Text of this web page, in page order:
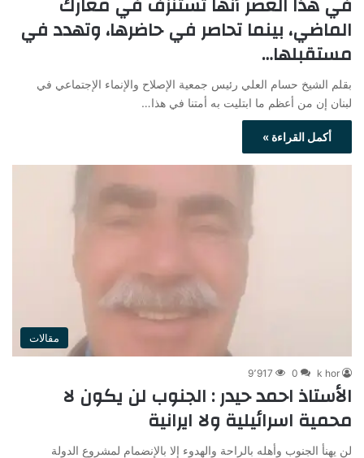
الماضي، بينما تحاصر في حاضرها، وتهدد في
مستقبلها…
بقلم الشيخ حسام العلي رئيس جمعية الإصلاح والإنماء الإجتماعي في
لبنان إن من أعظم ما ابتليت به أمتنا في هذا…
أكمل القراءة »
مقالات
k hor
0 9٬917
الأستاذ احمد حيدر : الجنوب لن يكون لا
محمية اسرائيلية ولا ايرانية
لن يهنأ الجنوب وأهله بالراحة والهدوء إلا بالإنضمام لمشروع الدولة